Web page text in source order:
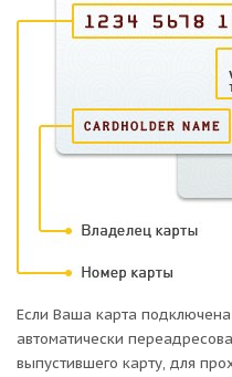
Если Ваша карта
автоматически
выпустившего карту, для